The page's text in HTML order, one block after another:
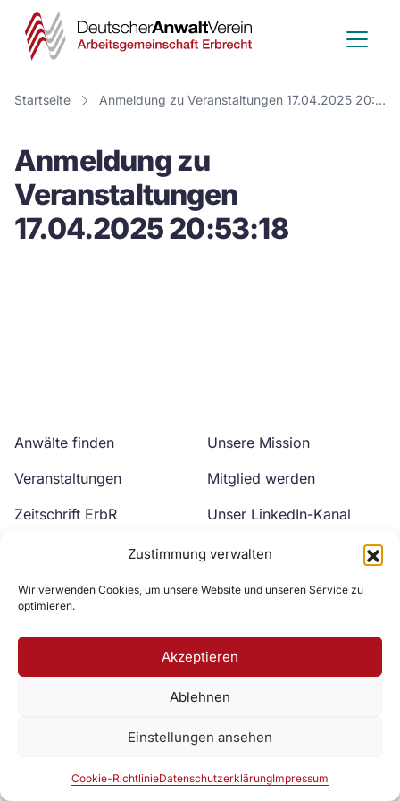
Zustimmung verwalten
Wir verwenden Cookies, um unsere Website und unseren Service zu
optimieren.
Akzeptieren
Ablehnen
Einstellungen ansehen
Cookie-RichtlinieDatenschutzerklärungImpressum
Deutscher
Anwalt
Verein
Startseite Anmeldung zu Veranstaltungen 17.04.2025 20:53:18
Anmeldung zu
Veranstaltungen
17.04.2025 20:53:18
Anwälte finden
Veranstaltungen
Zeitschrift ErbR
Unsere Mission
Mitglied werden
Unser LinkedIn-Kanal
Unser YouTube-Kanal
Zur DAV Webseite